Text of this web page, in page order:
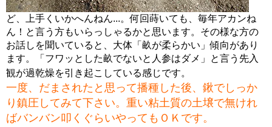
ど、上手くいかへんねん...。何回蒔いても、毎年アカンね
ん！と言う方もいらっしゃるかと思います。その様な方の
お話しを聞いていると、大体「畝が柔らかい」傾向があり
ます。「フワッとした畝でないと人参はダメ」と言う先入
観が過乾燥を引き起こしている感じです。
一度、だまされたと思って播種した後、鍬でしっか
り鎮圧してみて下さい。重い粘土質の土壌で無けれ
ばバンバン叩くぐらいやってもＯＫです。